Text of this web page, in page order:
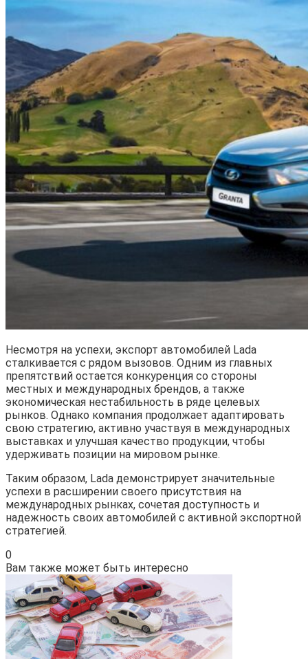
Несмотря на успехи, экспорт автомобилей Lada
сталкивается с рядом вызовов. Одним из главных
препятствий остается конкуренция со стороны
местных и международных брендов, а также
экономическая нестабильность в ряде целевых
рынков. Однако компания продолжает адаптировать
свою стратегию, активно участвуя в международных
выставках и улучшая качество продукции, чтобы
удерживать позиции на мировом рынке.
Таким образом, Lada демонстрирует значительные
успехи в расширении своего присутствия на
международных рынках, сочетая доступность и
надежность своих автомобилей с активной экспортной
стратегией.
0
Вам также может быть интересно